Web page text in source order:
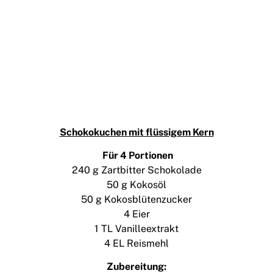
Schokokuchen mit flüssigem Kern
Für 4 Portionen
240 g Zartbitter Schokolade
50 g Kokosöl
50 g Kokosblütenzucker
4 Eier
1 TL Vanilleextrakt
4 EL Reismehl
Zubereitung: